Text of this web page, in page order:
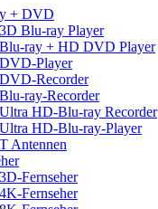
+ DVD
3D Blu-ray Player
Blu-ray + HD DVD Player
DVD-Player
DVD-Recorder
Blu-ray-Recorder
Ultra HD-Blu-ray Recorder
Ultra HD-Blu-ray-Player
Antennen
3D-Fernseher
4K-Fernseher